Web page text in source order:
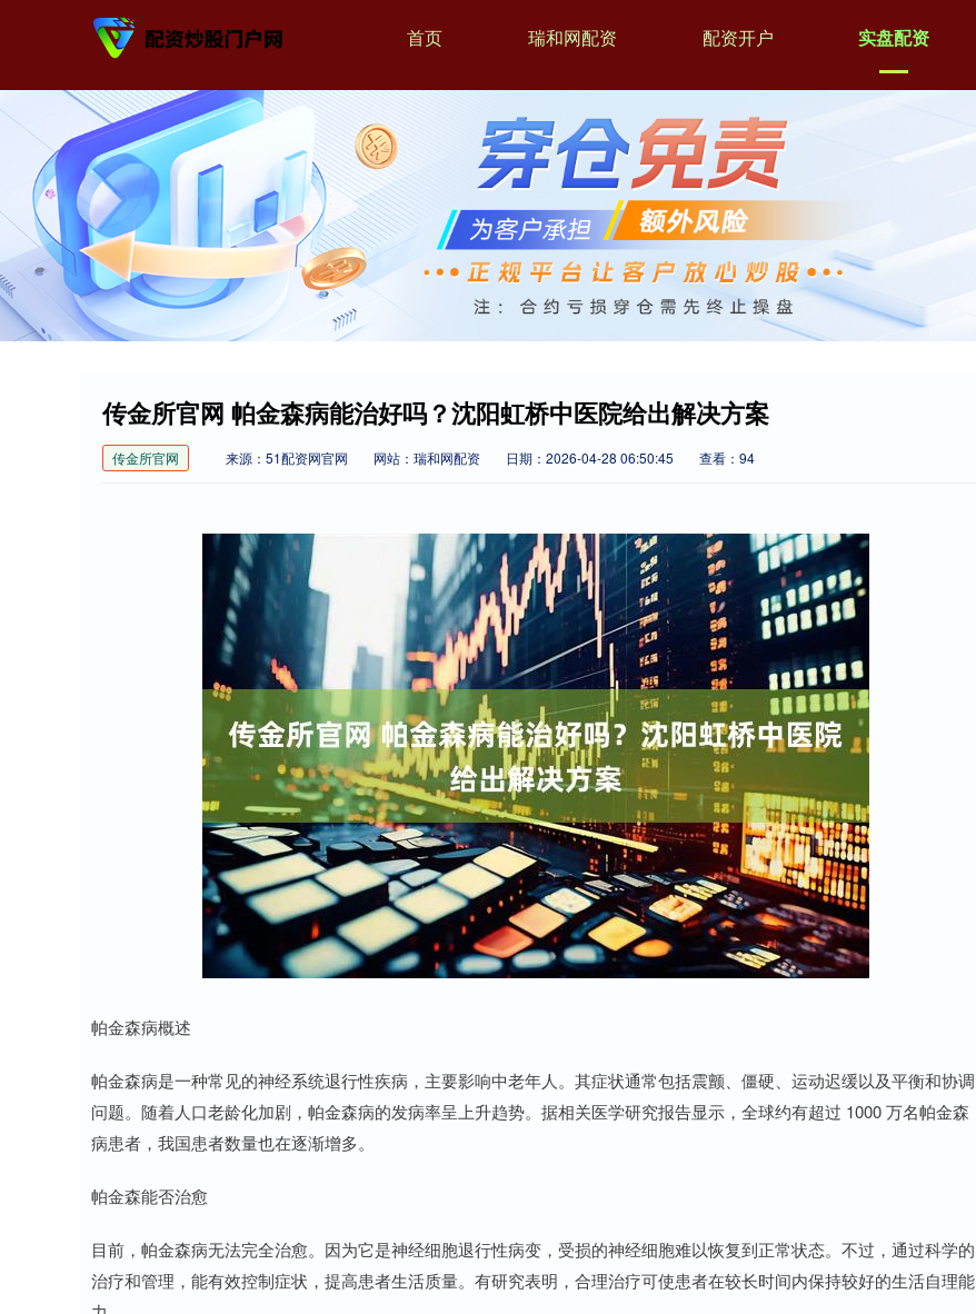
首页 瑞和网配资 配资开户 实盘配资
传金所官网 帕金森病能治好吗？沈阳虹桥中医院给出解决方案
传金所官网 来源：51配资网官网 网站：瑞和网配资 日期：2026-04-28 06:50:45 查看：94
帕金森病概述
帕金森病是一种常见的神经系统退行性疾病，主要影响中老年人。其症状通常包括震颤、僵硬、运动迟缓以及平衡和协调
问题。随着人口老龄化加剧，帕金森病的发病率呈上升趋势。据相关医学研究报告显示，全球约有超过 1000 万名帕金森
病患者，我国患者数量也在逐渐增多。
帕金森能否治愈
目前，帕金森病无法完全治愈。因为它是神经细胞退行性病变，受损的神经细胞难以恢复到正常状态。不过，通过科学的
治疗和管理，能有效控制症状，提高患者生活质量。有研究表明，合理治疗可使患者在较长时间内保持较好的生活自理能